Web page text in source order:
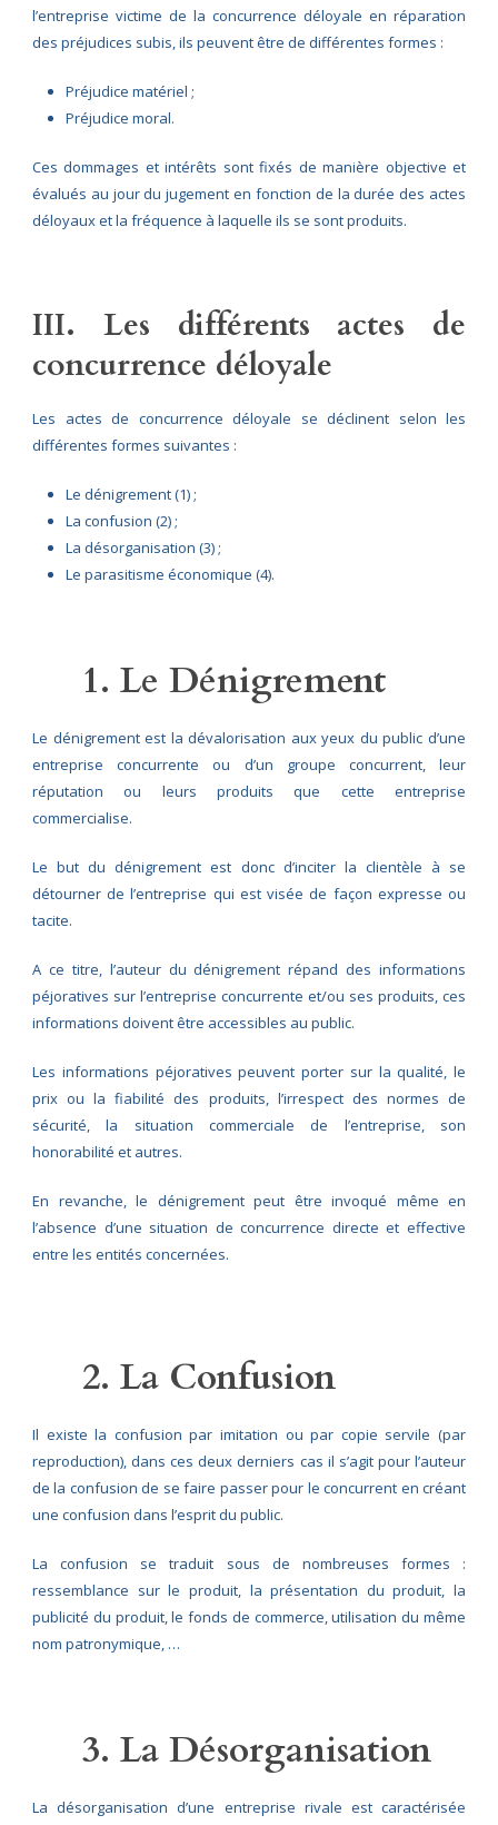
l’entreprise victime de la concurrence déloyale en réparation
des préjudices subis, ils peuvent être de différentes formes :
Préjudice matériel ;
Préjudice moral.
Ces dommages et intérêts sont fixés de manière objective et
évalués au jour du jugement en fonction de la durée des actes
déloyaux et la fréquence à laquelle ils se sont produits.
III. Les différents actes de
concurrence déloyale
Les actes de concurrence déloyale se déclinent selon les
différentes formes suivantes :
Le dénigrement (1) ;
La confusion (2) ;
La désorganisation (3) ;
Le parasitisme économique (4).
1. Le Dénigrement
Le dénigrement est la dévalorisation aux yeux du public d’une
entreprise concurrente ou d’un groupe concurrent, leur
réputation ou leurs produits que cette entreprise
commercialise.
Le but du dénigrement est donc d’inciter la clientèle à se
détourner de l’entreprise qui est visée de façon expresse ou
tacite.
A ce titre, l’auteur du dénigrement répand des informations
péjoratives sur l’entreprise concurrente et/ou ses produits, ces
informations doivent être accessibles au public.
Les informations péjoratives peuvent porter sur la qualité, le
prix ou la fiabilité des produits, l’irrespect des normes de
sécurité, la situation commerciale de l’entreprise, son
honorabilité et autres.
En revanche, le dénigrement peut être invoqué même en
l’absence d’une situation de concurrence directe et effective
entre les entités concernées.
2. La Confusion
Il existe la confusion par imitation ou par copie servile (par
reproduction), dans ces deux derniers cas il s’agit pour l’auteur
de la confusion de se faire passer pour le concurrent en créant
une confusion dans l’esprit du public.
La confusion se traduit sous de nombreuses formes :
ressemblance sur le produit, la présentation du produit, la
publicité du produit, le fonds de commerce, utilisation du même
nom patronymique, …
3. La Désorganisation
La désorganisation d’une entreprise rivale est caractérisée